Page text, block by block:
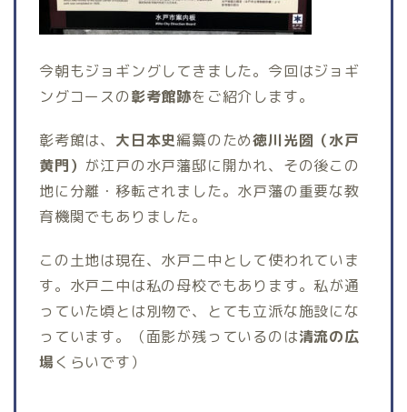
今朝もジョギングしてきました。今回はジョギ
ングコースの彰考館跡をご紹介します。
彰考館は、 大日本史編纂のため徳川光圀（水戸
黄門） が江戸の水戸藩邸に開かれ、その後この
地に分離・移転されました。水戸藩の重要な教
育機関でもありました。
この土地は現在、水戸二中として使われていま
す。水戸二中は私の母校でもあります。私が通
っていた頃とは別物で、とても立派な施設にな
っています。（面影が残っているのは清流の広
場くらいです）